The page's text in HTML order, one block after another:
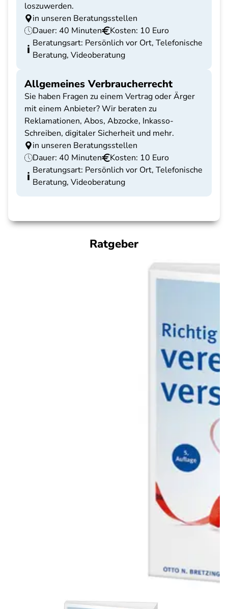
loszuwerden.
in unseren Beratungsstellen
Dauer: 40 Minuten
Kosten: 10 Euro
Beratungsart: Persönlich vor Ort, Telefonische
Beratung, Videoberatung
Allgemeines Verbraucherrecht
Sie haben Fragen zu einem Vertrag oder Ärger
mit einem Anbieter? Wir beraten zu
Reklamationen, Abos, Abzocke, Inkasso-
Schreiben, digitaler Sicherheit und mehr.
in unseren Beratungsstellen
Dauer: 40 Minuten
Kosten: 10 Euro
Beratungsart: Persönlich vor Ort, Telefonische
Beratung, Videoberatung
Ratgeber